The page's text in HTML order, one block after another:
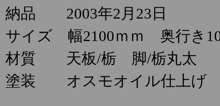
納品 2003年2月23日
サイズ 幅2100ｍｍ 奥行き
材質 天板/栃 脚/栃丸太
塗装 オスモオイル仕上げ